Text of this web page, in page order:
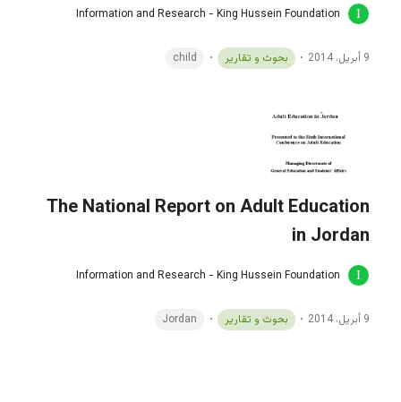
Information and Research - King Hussein Foundation
9 أبريل، 2014 بحوث و تقارير child
The National Report on Adult Education
in Jordan
Information and Research - King Hussein Foundation
9 أبريل، 2014 بحوث و تقارير Jordan